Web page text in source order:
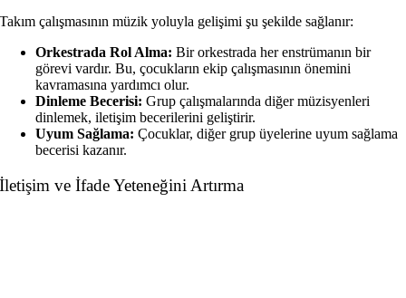
Takım çalışmasının müzik yoluyla gelişimi şu şekilde sağlanır:
Orkestrada Rol Alma: Bir orkestrada her enstrümanın bir
görevi vardır. Bu, çocukların ekip çalışmasının önemini
kavramasına yardımcı olur.
Dinleme Becerisi: Grup çalışmalarında diğer müzisyenleri
dinlemek, iletişim becerilerini geliştirir.
Uyum Sağlama: Çocuklar, diğer grup üyelerine uyum sağlama
becerisi kazanır.
İletişim ve İfade Yeteneğini Artırma